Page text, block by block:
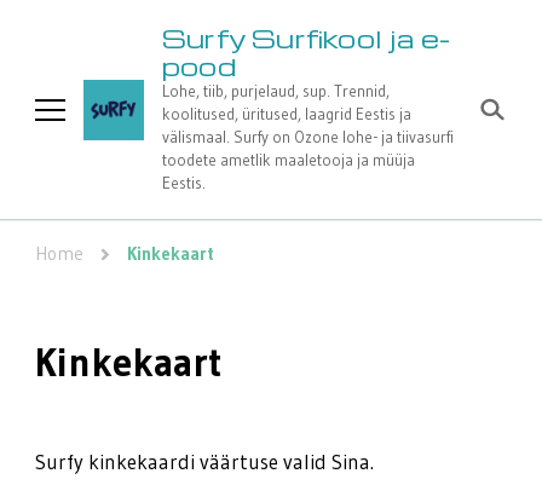
Surfy Surfikool ja e-
pood
Lohe, tiib, purjelaud, sup. Trennid,
koolitused, üritused, laagrid Eestis ja
välismaal. Surfy on Ozone lohe- ja tiivasurfi
toodete ametlik maaletooja ja müüja
Eestis.
Home Kinkekaart
Kinkekaart
Surfy kinkekaardi väärtuse valid Sina.